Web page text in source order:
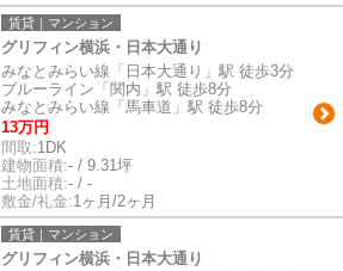
賃貸｜マンション
グリフィン横浜・日本大通り
みなとみらい線「日本大通り」駅 徒歩3分
ブルーライン「関内」駅 徒歩8分
みなとみらい線「馬車道」駅 徒歩8分
13万円
間取:1DK
建物面積:- / 9.31坪
土地面積:- / -
敷金/礼金:1ヶ月/2ヶ月
賃貸｜マンション
グリフィン横浜・日本大通り